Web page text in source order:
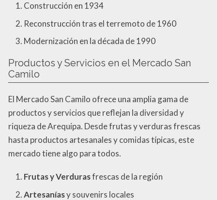
Construcción en 1934
Reconstrucción tras el terremoto de 1960
Modernización en la década de 1990
Productos y Servicios en el Mercado San
Camilo
El Mercado San Camilo ofrece una amplia gama de
productos y servicios que reflejan la diversidad y
riqueza de Arequipa. Desde frutas y verduras frescas
hasta productos artesanales y comidas típicas, este
mercado tiene algo para todos.
Frutas y Verdurasfrescas de la región
Artesaníasy souvenirs locales